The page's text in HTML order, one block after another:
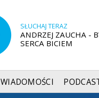
SŁUCHAJ TERAZ
ANDRZEJ ZAUCHA -
SERCA BICIEM
WIADOMOŚCI